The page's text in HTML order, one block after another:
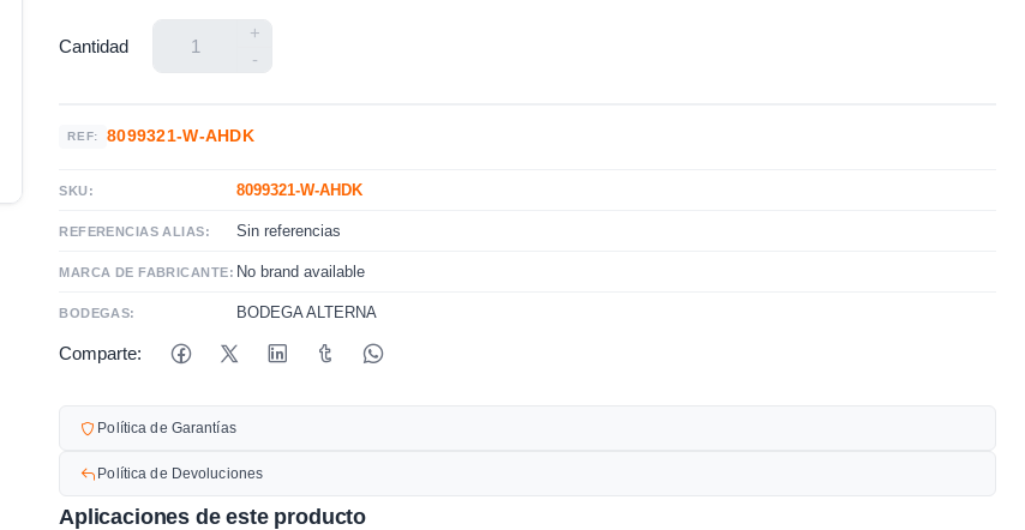
Cantidad
+
-
REF: 8099321-W-AHDK
SKU: 8099321-W-AHDK
REFERENCIAS ALIAS: Sin referencias
MARCA DE FABRICANTE: No brand available
BODEGAS: BODEGA ALTERNA
Comparte:
Política de Garantías
Política de Devoluciones
Aplicaciones de este producto